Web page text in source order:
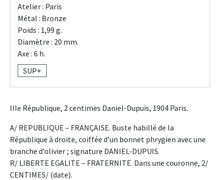
Atelier : Paris
Métal : Bronze
Poids : 1,99 g.
Diamètre : 20 mm.
Axe : 6 h.
SUP+
IIIe République, 2 centimes Daniel-Dupuis, 1904 Paris.
A/ REPUBLIQUE – FRANÇAISE. Buste habillé de la
République à droite, coiffée d’un bonnet phrygien avec une
branche d’olivier ; signature DANIEL-DUPUIS.
R/ LIBERTE EGALITE – FRATERNITE. Dans une couronne, 2/
CENTIMES/ (date).